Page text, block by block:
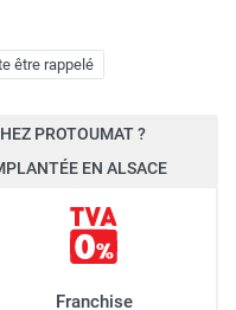
être rappelé
PROTOUMAT ?
EN ALSACE
Franchise